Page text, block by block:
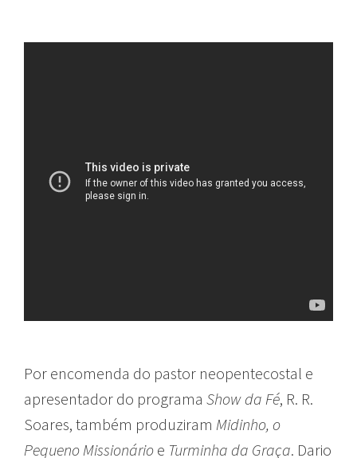
Por encomenda do pastor neopentecostal e
apresentador do programa Show da Fé, R. R.
Soares, também produziram Midinho, o
Pequeno Missionário e Turminha da Graça. Dario